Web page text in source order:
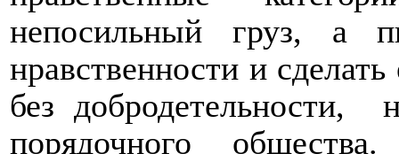
непосильный груз, а
нравственности и
без добродетельности,
порядочного